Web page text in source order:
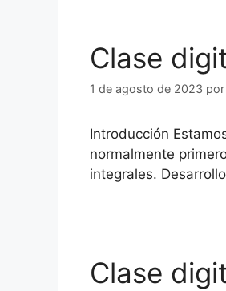
Clase
1 de agosto de 2023 por
Introducción
normalmente
integrales.
Clase